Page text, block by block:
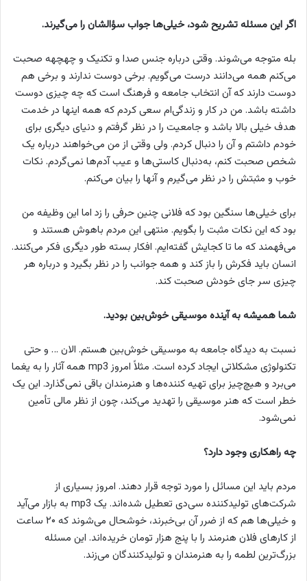
اگر این مسئله تشریح شود، خیلی‌ها جواب سؤالشان را می‌گیرند.
بله متوجه می‌شوند. وقتی درباره جنس صدا و تکنیک و چهچهه صحبت
می‌کنم همه می‌دانند درست می‌گویم. برخی دوست ندارند و برخی هم
دوست دارند که آن انتخاب جامعه و فرهنگ است که چه چیزی دوست
داشته باشد. من در کار و زندگی‌ام سعی کردم که همه اینها در خدمت
هدف خیلی بالا باشد و جامعیت را در نظر گرفتم و دنیای دیگری برای
خودم داشتم و آن را دنبال کردم. ولی وقتی از من می‌خواهند درباره یک
شخص صحبت کنم، به‌دنبال کاستی‌ها و عیب آدم‌ها نمی‌گردم. نکات
خوب و مثبتش را در نظر می‌گیرم و آنها را بیان می‌کنم.
برای خیلی‌ها سنگین بود که فلانی چنین حرفی را زد اما این وظیفه من
بود که این نکات مثبت را بگویم. منتهی این مردم باهوش هستند و
می‌فهمند که ما تا کجایش گفته‌ایم. افکار بسته طور دیگری فکر می‌کنند.
انسان باید فکرش را باز کند و همه جوانب را در نظر بگیرد و درباره هر
چیزی سر جای خودش صحبت کند.
شما همیشه به آینده موسیقی خوش‌بین بودید.
نسبت به دیدگاه جامعه به موسیقی خوش‌بین هستم. الان … و حتی
تکنولوژی مشکلاتی ایجاد کرده است. مثلاً امروز mp3 همه آثار را به یغما
می‌برد و هیچ‌چیز برای تهیه کننده‌ها و هنرمندان باقی نمی‌گذارد. این یک
خطر است که هنر موسیقی را تهدید می‌کند، چون از نظر مالی تأمین
نمی‌شود.
چه راهکاری وجود دارد؟
مردم باید این مسائل را مورد توجه قرار دهند. امروز بسیاری از
شرکت‌های تولیدکننده سی‌دی تعطیل شده‌اند. یک mp3 به بازار می‌آید
و خیلی‌ها هم که از ضرر آن بی‌خبرند، خوشحال می‌شوند که ۲۰ ساعت
از کارهای فلان هنرمند را با پنج هزار تومان خریده‌اند. این مسئله
بزرگ‌ترین لطمه را به هنرمندان و تولیدکنندگان می‌زند.